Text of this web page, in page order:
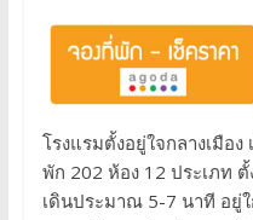
โรงแรมตั้งอยู่ใจกลางเมือ
พัก 202 ห้อง 12 ประเภท
เดินประมาณ 5-7 นาที อยู่